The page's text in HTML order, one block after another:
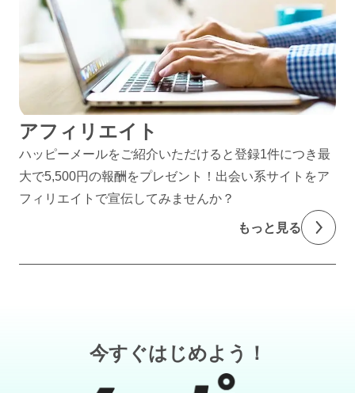
アフィリエイト
ハッピーメールをご紹介いただけると登録1件につき最
大で5,500円の報酬をプレゼント！出会い系サイトをア
フィリエイトで宣伝してみませんか？
もっと見る
今すぐはじめよう！